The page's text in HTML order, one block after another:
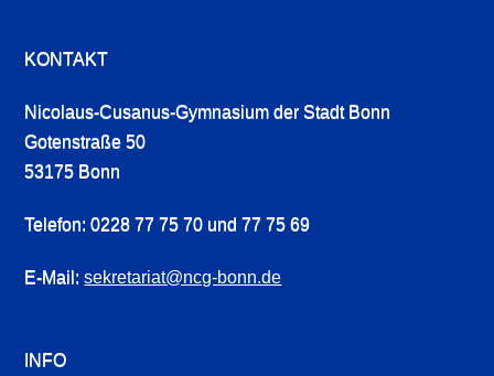
KONTAKT
Nicolaus-Cusanus-Gymnasium der Stadt Bonn
Gotenstraße 50
53175 Bonn
Telefon: 0228 77 75 70 und 77 75 69
E-Mail:sekretariat@ncg-bonn.de
INFO